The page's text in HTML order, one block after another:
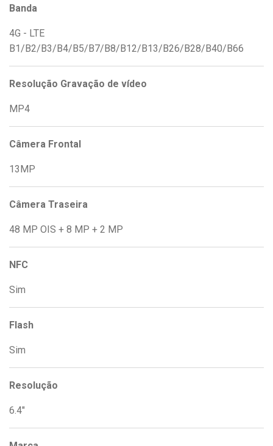
Banda
4G - LTE
B1/B2/B3/B4/B5/B7/B8/B12/B13/B26/B28/B40/B66
Resolução Gravação de vídeo
MP4
Câmera Frontal
13MP
Câmera Traseira
48 MP OIS + 8 MP + 2 MP
NFC
Sim
Flash
Sim
Resolução
6.4"